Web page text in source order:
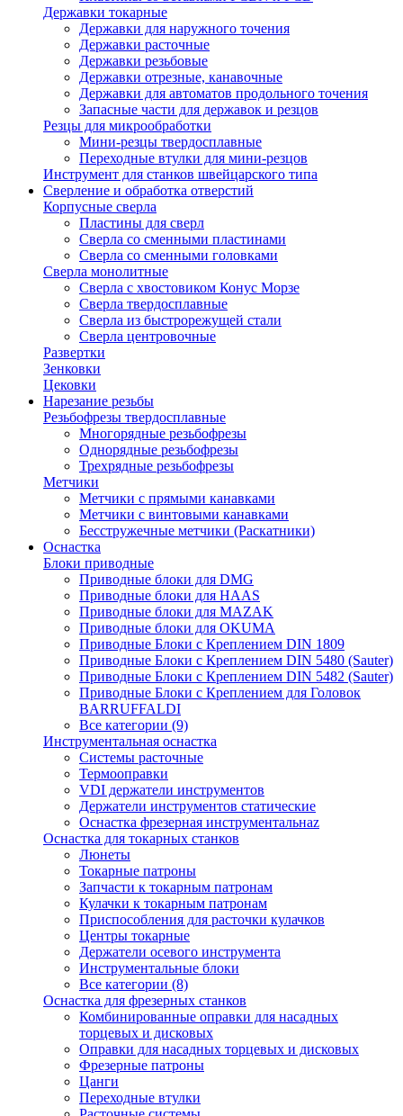
Державки токарные
Державки для наружного точения
Державки расточные
Державки резьбовые
Державки отрезные, канавочные
Державки для автоматов продольного точения
Запасные части для державок и резцов
Резцы для микрообработки
Мини-резцы твердосплавные
Переходные втулки для мини-резцов
Инструмент для станков швейцарского типа
Сверление и обработка отверстий
Корпусные сверла
Пластины для сверл
Сверла со сменными пластинами
Сверла со сменными головками
Сверла монолитные
Сверла с хвостовиком Конус Морзе
Сверла твердосплавные
Сверла из быстрорежущей стали
Сверла центровочные
Развертки
Зенковки
Цековки
Нарезание резьбы
Резьбофрезы твердосплавные
Многорядные резьбофрезы
Однорядные резьбофрезы
Трехрядные резьбофрезы
Метчики
Метчики с прямыми канавками
Метчики с винтовыми канавками
Бесстружечные метчики (Раскатники)
Оснастка
Блоки приводные
Приводные блоки для DMG
Приводные блоки для HAAS
Приводные блоки для MAZAK
Приводные блоки для OKUMA
Приводные Блоки с Креплением DIN 1809
Приводные Блоки с Креплением DIN 5480 (Sauter)
Приводные Блоки с Креплением DIN 5482 (Sauter)
Приводные Блоки с Креплением для Головок
BARRUFFALDI
Все категории (9)
Инструментальная оснастка
Системы расточные
Термооправки
VDI держатели инструментов
Держатели инструментов статические
Оснастка фрезерная инструментальнаz
Оснастка для токарных станков
Люнеты
Токарные патроны
Запчасти к токарным патронам
Кулачки к токарным патронам
Приспособления для расточки кулачков
Центры токарные
Держатели осевого инструмента
Инструментальные блоки
Все категории (8)
Оснастка для фрезерных станков
Комбинированные оправки для насадных
торцевых и дисковых
Оправки для насадных торцевых и дисковых
Фрезерные патроны
Цанги
Переходные втулки